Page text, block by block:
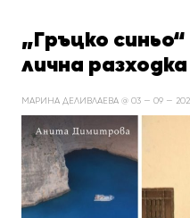
за:„Гръцко
лична
МАРИНА ДЕЛИВЛАЕВА @ 03 — 09 —